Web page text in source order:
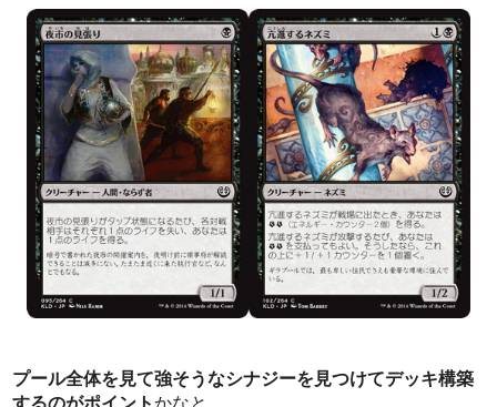
プール全体を見て強そうなシナジーを見つけてデッキ構築
するのがポイントかなと。